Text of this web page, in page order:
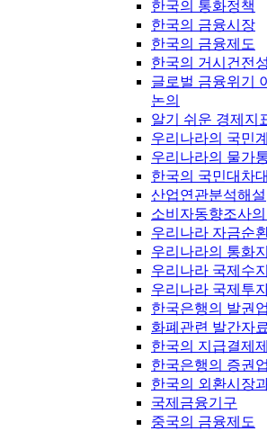
한국의 통화정책
한국의 금융시장
한국의 금융제도
한국의 거시건전
글로벌 금융위기
논의
알기 쉬운 경제지
우리나라의 국민
우리나라의 물가
한국의 국민대차
산업연관분석해설
소비자동향조사의
우리나라 자금순
우리나라의 통화
우리나라 국제수
우리나라 국제투
한국은행의 발권
화폐관련 발간자료
한국의 지급결제
한국은행의 증권
한국의 외환시장
국제금융기구
중국의 금융제도